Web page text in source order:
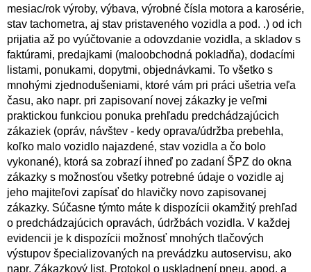
mesiac/rok výroby, výbava, výrobné čísla motora a karosérie,
stav tachometra, aj stav pristaveného vozidla a pod. .) od ich
prijatia až po vyúčtovanie a odovzdanie vozidla, a skladov s
faktúrami, predajkami (maloobchodná pokladňa), dodacími
listami, ponukami, dopytmi, objednávkami. To všetko s
mnohými zjednodušeniami, ktoré vám pri práci ušetria veľa
času, ako napr. pri zapisovaní novej zákazky je veľmi
praktickou funkciou ponuka prehľadu predchádzajúcich
zákaziek (opráv, návštev - kedy oprava/údržba prebehla,
koľko malo vozidlo najazdené, stav vozidla a čo bolo
vykonané), ktorá sa zobrazí ihneď po zadaní ŠPZ do okna
zákazky s možnosťou všetky potrebné údaje o vozidle aj
jeho majiteľovi zapísať do hlavičky novo zapisovanej
zákazky. Súčasne týmto máte k dispozícii okamžitý prehľad
o predchádzajúcich opravách, údržbách vozidla. V každej
evidencii je k dispozícii možnosť mnohých tlačových
výstupov špecializovaných na prevádzku autoservisu, ako
napr. Zákazkový list, Protokol o uskladnení pneu, apod. a